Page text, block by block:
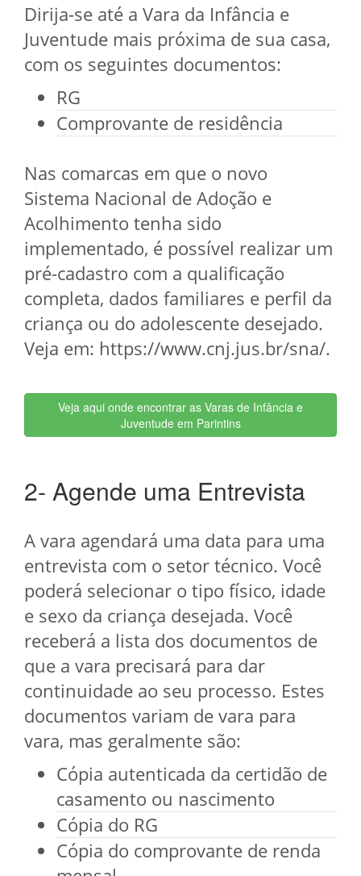
Dirija-se até a Vara da Infância e
Juventude mais próxima de sua casa,
com os seguintes documentos:
RG
Comprovante de residência
Nas comarcas em que o novo
Sistema Nacional de Adoção e
Acolhimento tenha sido
implementado, é possível realizar um
pré-cadastro com a qualificação
completa, dados familiares e perfil da
criança ou do adolescente desejado.
Veja em: https://www.cnj.jus.br/sna/.
Veja aqui onde encontrar as Varas de Infância e
Juventude em Parintins
2- Agende uma Entrevista
A vara agendará uma data para uma
entrevista com o setor técnico. Você
poderá selecionar o tipo físico, idade
e sexo da criança desejada. Você
receberá a lista dos documentos de
que a vara precisará para dar
continuidade ao seu processo. Estes
documentos variam de vara para
vara, mas geralmente são:
Cópia autenticada da certidão de
casamento ou nascimento
Cópia do RG
Cópia do comprovante de renda